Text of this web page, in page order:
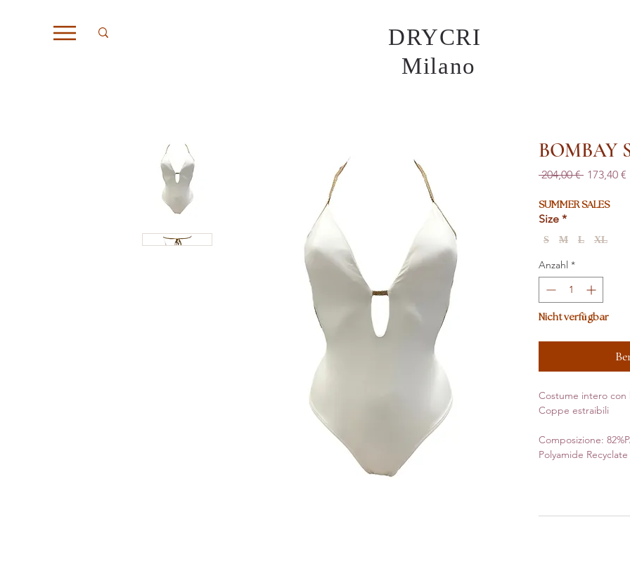
DRYCRI
Milano
BOMBAY
204,00 € 173,40 €
SUMMER SALES
Size *
S M L XL
Anzahl *
Nicht verfügbar
Costume intero con
Coppe estraibili
Composizione:
Polyamide Recyclate